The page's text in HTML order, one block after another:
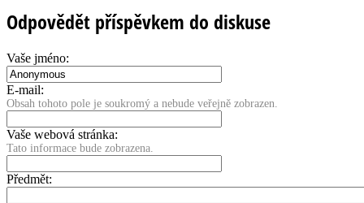
Odpovědět příspěvkem do diskuse
Vaše jméno:
E-mail:
Obsah tohoto pole je soukromý a nebude veřejně zobrazen.
Vaše webová stránka:
Tato informace bude zobrazena.
Předmět: